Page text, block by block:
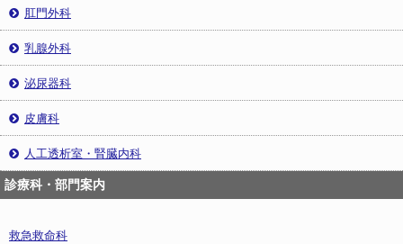
肛門外科
乳腺外科
泌尿器科
皮膚科
人工透析室・腎臓内科
診療科・部門案内
救急救命科